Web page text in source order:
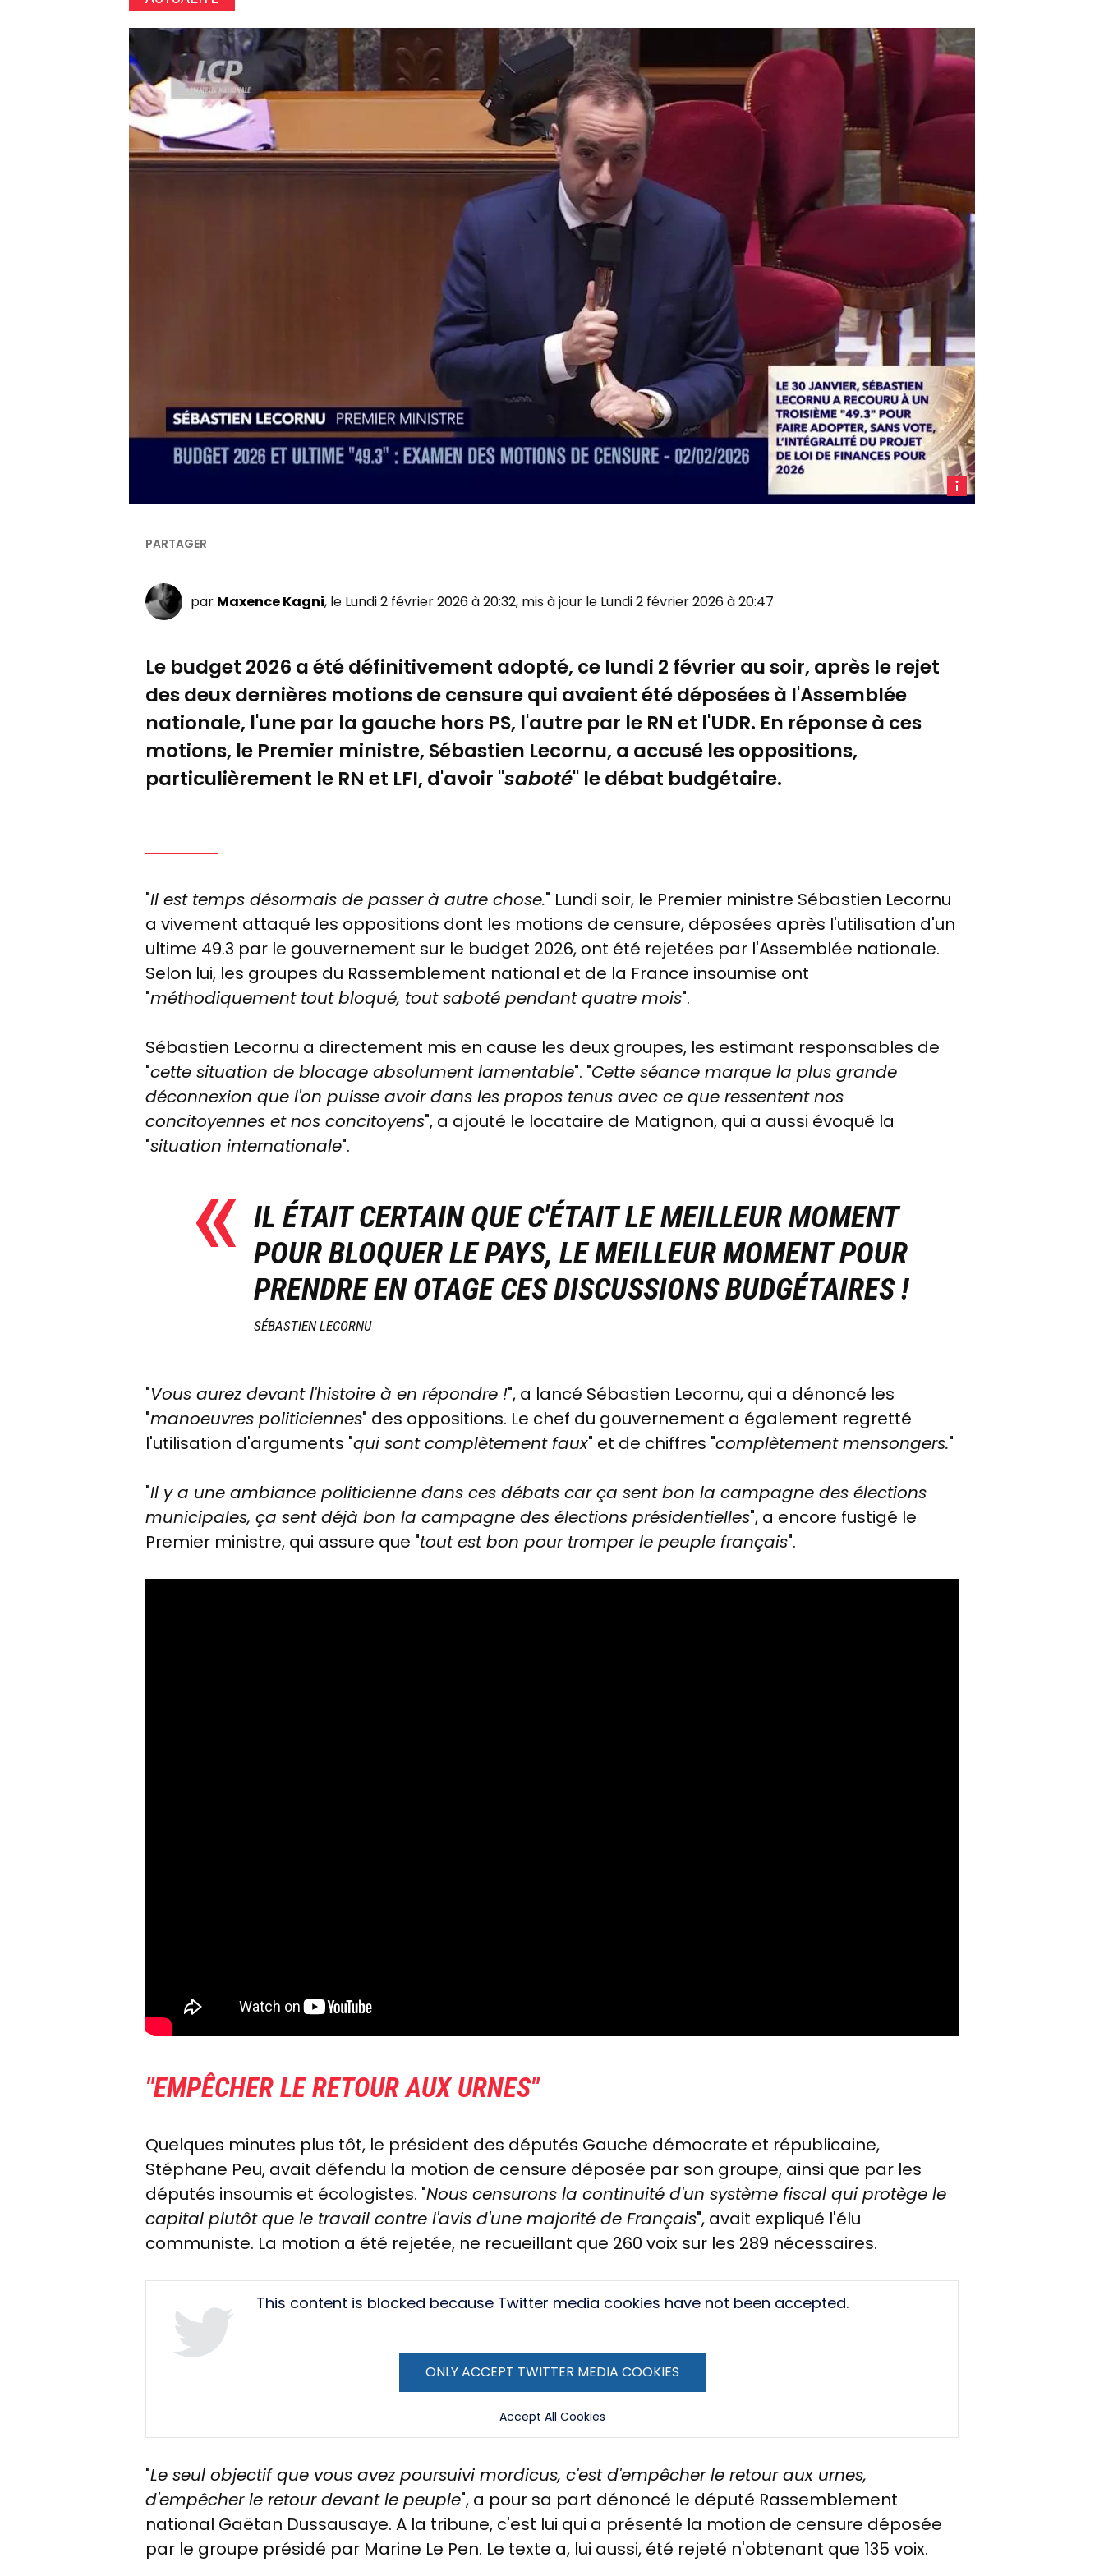
Image
Sébastien
Lecornu,
par Maxence Kagni, le Lundi 2 février 2026 à 20:32, mis à jour le Lundi 2 février 2026 à 20:47
Le budget 2026 a été définitivement adopté, ce lundi 2 février au soir, après le rejet
des deux dernières motions de censure qui avaient été déposées à l'Assemblée
nationale, l'une par la gauche hors PS, l'autre par le RN et l'UDR. En réponse à ces
motions, le Premier ministre, Sébastien Lecornu, a accusé les oppositions,
particulièrement le RN et LFI, d'avoir "saboté" le débat budgétaire.
"Il est temps désormais de passer à autre chose." Lundi soir, le Premier ministre Sébastien Lecornu
a vivement attaqué les oppositions dont les motions de censure, déposées après l'utilisation d'un
ultime 49.3 par le gouvernement sur le budget 2026, ont été rejetées par l'Assemblée nationale.
Selon lui, les groupes du Rassemblement national et de la France insoumise ont
"méthodiquement tout bloqué, tout saboté pendant quatre mois".
Sébastien Lecornu a directement mis en cause les deux groupes, les estimant responsables de
"cette situation de blocage absolument lamentable". "Cette séance marque la plus grande
déconnexion que l'on puisse avoir dans les propos tenus avec ce que ressentent nos
concitoyennes et nos concitoyens", a ajouté le locataire de Matignon, qui a aussi évoqué la
"situation internationale".
IL ÉTAIT CERTAIN QUE C'ÉTAIT LE MEILLEUR MOMENT
POUR BLOQUER LE PAYS, LE MEILLEUR MOMENT POUR
PRENDRE EN OTAGE CES DISCUSSIONS BUDGÉTAIRES !
SÉBASTIEN LECORNU
"Vous aurez devant l'histoire à en répondre !", a lancé Sébastien Lecornu, qui a dénoncé les
"manoeuvres politiciennes" des oppositions. Le chef du gouvernement a également regretté
l'utilisation d'arguments "qui sont complètement faux" et de chiffres "complètement mensongers."
"Il y a une ambiance politicienne dans ces débats car ça sent bon la campagne des élections
municipales, ça sent déjà bon la campagne des élections présidentielles", a encore fustigé le
Premier ministre, qui assure que "tout est bon pour tromper le peuple français".
"EMPÊCHER LE RETOUR AUX URNES"
Quelques minutes plus tôt, le président des députés Gauche démocrate et républicaine,
Stéphane Peu, avait défendu la motion de censure déposée par son groupe, ainsi que par les
députés insoumis et écologistes. "Nous censurons la continuité d'un système fiscal qui protège le
capital plutôt que le travail contre l'avis d'une majorité de Français", avait expliqué l'élu
communiste. La motion a été rejetée, ne recueillant que 260 voix sur les 289 nécessaires.
This content is blocked because Twitter media cookies have not been accepted.
ONLY ACCEPT TWITTER MEDIA COOKIES
Accept All Cookies
"Le seul objectif que vous avez poursuivi mordicus, c'est d'empêcher le retour aux urnes,
d'empêcher le retour devant le peuple", a pour sa part dénoncé le député Rassemblement
national Gaëtan Dussausaye. A la tribune, c'est lui qui a présenté la motion de censure déposée
par le groupe présidé par Marine Le Pen. Le texte a, lui aussi, été rejeté n'obtenant que 135 voix.